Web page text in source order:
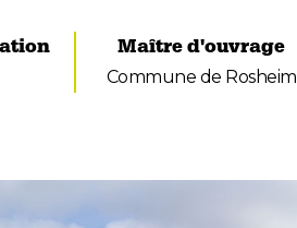
Maître d'ouvrage
Commune de Rosheim